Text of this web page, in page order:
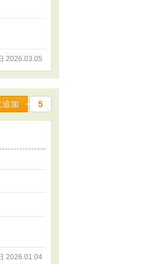
2026.03.05
追加 5
2026.01.04